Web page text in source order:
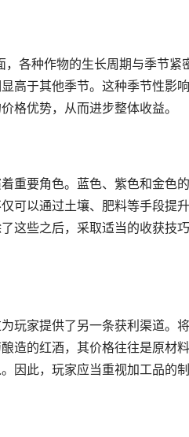
，各种作物的生长周期与季节
高于其他季节。这种季节性影
格优势，从而进步整体收益。
重要角色。蓝色、紫色和金色
可以通过土壤、肥料等手段提
这些之后，采取适当的收获技
玩家提供了另一条获利渠道。
造的红酒，其价格往往是原材
因此，玩家应当重视加工品的